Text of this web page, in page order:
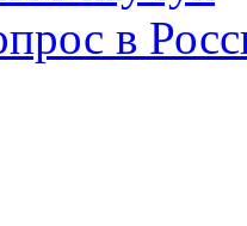
в